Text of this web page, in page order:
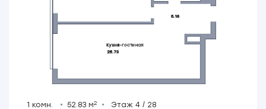
1 комн. 52.83 м2 Этаж 4 / 28